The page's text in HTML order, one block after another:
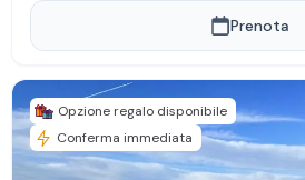
Prenota
Opzione regalo disponibile
Conferma immediata